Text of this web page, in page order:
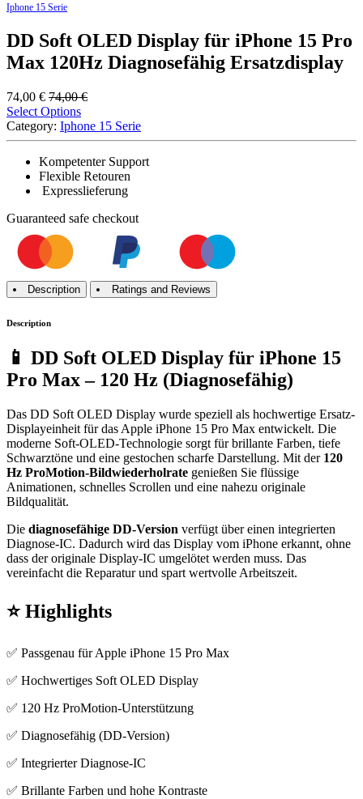
Iphone 15 Serie
DD Soft OLED Display für iPhone 15 Pro
Max 120Hz Diagnosefähig Ersatzdisplay
74,00 € 74,00€
Select Options
Category: Iphone 15 Serie
Kompetenter Support
Flexible Retouren
Expresslieferung
Guaranteed safe checkout
Description Ratings and Reviews
Description
📱 DD Soft OLED Display für iPhone 15
Pro Max – 120 Hz (Diagnosefähig)
Das DD Soft OLED Display wurde speziell als hochwertige Ersatz-
Displayeinheit für das Apple iPhone 15 Pro Max entwickelt. Die
moderne Soft-OLED-Technologie sorgt für brillante Farben, tiefe
Schwarztöne und eine gestochen scharfe Darstellung. Mit der 120
Hz ProMotion-Bildwiederholrate genießen Sie flüssige
Animationen, schnelles Scrollen und eine nahezu originale
Bildqualität.
Die diagnosefähige DD-Version verfügt über einen integrierten
Diagnose-IC. Dadurch wird das Display vom iPhone erkannt, ohne
dass der originale Display-IC umgelötet werden muss. Das
vereinfacht die Reparatur und spart wertvolle Arbeitszeit.
⭐ Highlights
✅ Passgenau für Apple iPhone 15 Pro Max
✅ Hochwertiges Soft OLED Display
✅ 120 Hz ProMotion-Unterstützung
✅ Diagnosefähig (DD-Version)
✅ Integrierter Diagnose-IC
✅ Brillante Farben und hohe Kontraste